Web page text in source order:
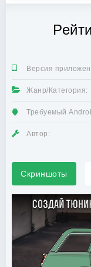
Версия
Жанр/Категория:
Требуемый
Автор:
Скриншоты